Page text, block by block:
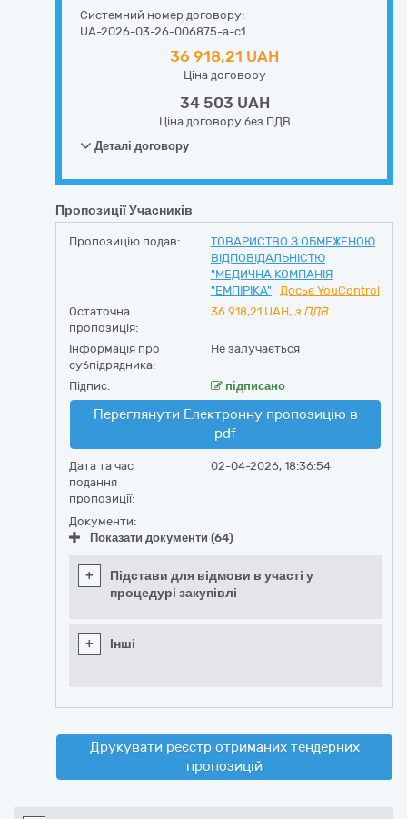
Системний номер договору:
UA-2026-03-26-006875-a-c1
36 918,21 UAH
Ціна договору
34 503 UAH
Ціна договору без ПДВ
Деталі договору
Пропозиції Учасників
Пропозицію подав:
ТОВАРИСТВО З ОБМЕЖЕНОЮ
ВІДПОВІДАЛЬНІСТЮ
"МЕДИЧНА КОМПАНІЯ
"ЕМПІРІКА"
Досьє YouControl
Остаточна
пропозиція:
36 918,21 UAH, з ПДВ
Інформація про
субпідрядника:
Не залучається
Підпис: підписано
Переглянути Електронну пропозицію в
pdf
Дата та час
подання
пропозиції:
02-04-2026, 18:36:54
Документи:
Показати документи (64)
+
Підстави для відмови в участі у
процедурі закупівлі
+ Інші
Друкувати реєстр отриманих тендерних
пропозицій